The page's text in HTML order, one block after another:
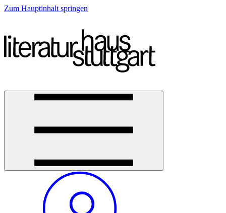
Zum Hauptinhalt springen